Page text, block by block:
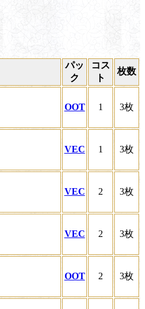
パッ
ク
コス
ト
枚数
OOT 1 3枚
VEC 1 3枚
VEC 2 3枚
VEC 2 3枚
OOT 2 3枚